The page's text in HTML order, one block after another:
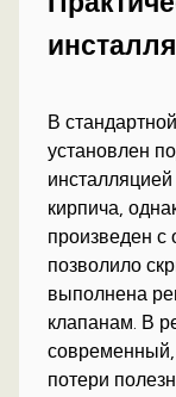
В
установлен
кирпича,
произведен с
позволило
выполнена
клапанам. В
современный,
потери